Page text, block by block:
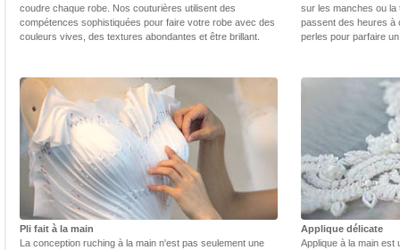
coudre chaque robe. Nos couturières utilisent des
compétences sophistiquées pour faire votre robe avec des
couleurs vives, des textures abondantes et être brillant.
sur les manches ou la
passent des heures à
perles pour parfaire
Pli fait à la main
La conception ruching à la main n'est pas seulement une
Applique délicate
Applique à la main est